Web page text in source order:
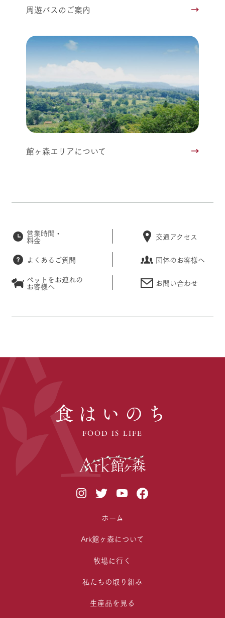
周遊バスのご案内
館ヶ森エリアについて
営業時間・
料金 交通アクセス
よくあるご質問
団体のお客様へ
ペットをお連れの
お客様へ お問い合わせ
食はいのち
FOOD IS LIFE
ホーム
Ark館ヶ森について
牧場に行く
私たちの取り組み
生産品を見る